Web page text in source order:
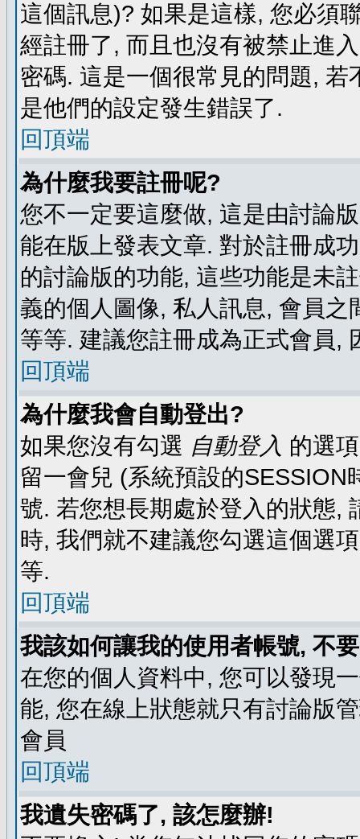
這個訊息)? 如果是這樣, 您必須
經註冊了, 而且也沒有被禁止進
密碼. 這是一個很常見的問題,
是他們的設定發生錯誤了.
回頂端
為什麼我要註冊呢?
您不一定要這麼做, 這是由討論
能在版上發表文章. 對於註冊成
的討論版的功能, 這些功能是未
義的個人圖像, 私人訊息, 會員
等等. 建議您註冊成為正式會員,
回頂端
為什麼我會自動登出?
如果您沒有勾選 自動登入 的選
留一會兒 (系統預設的
號. 若您想長期處於登入的狀態,
時, 我們就不建議您勾選這個選
等.
回頂端
我該如何讓我的使用者帳號, 不
在您的個人資料中, 您可以發現
能, 您在線上狀態就只有討論版
會員
回頂端
我遺失密碼了, 該怎麼辦!